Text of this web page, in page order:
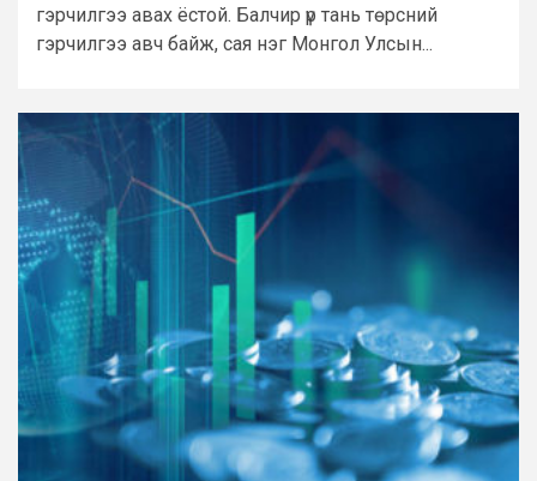
гэрчилгээ авах ёстой. Балчир үр тань төрсний
гэрчилгээ авч байж, сая нэг Монгол Улсын...